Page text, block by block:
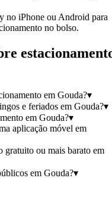
no iPhone ou Android para
no bolso.
em Gouda?▾
e feriados em Gouda?▾
em Gouda?▾
aplicação móvel em
gratuito ou mais barato em
em Gouda?▾